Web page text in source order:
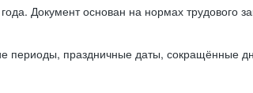
Документ основан на нормах трудового
периоды, праздничные даты, сокращённые